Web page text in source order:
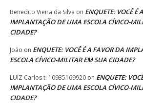
Benedito Vieira da Silva on ENQUETE: VOCÊ É
IMPLANTAÇÃO DE UMA ESCOLA CÍVICO-
CIDADE?
João on ENQUETE: VOCÊ É A FAVOR DA
ESCOLA CÍVICO-MILITAR EM SUA CIDADE?
LUIZ Carlos t. 10935169920 on ENQUETE:
IMPLANTAÇÃO DE UMA ESCOLA CÍVICO-
CIDADE?